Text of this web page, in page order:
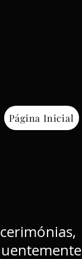
Página Inicial